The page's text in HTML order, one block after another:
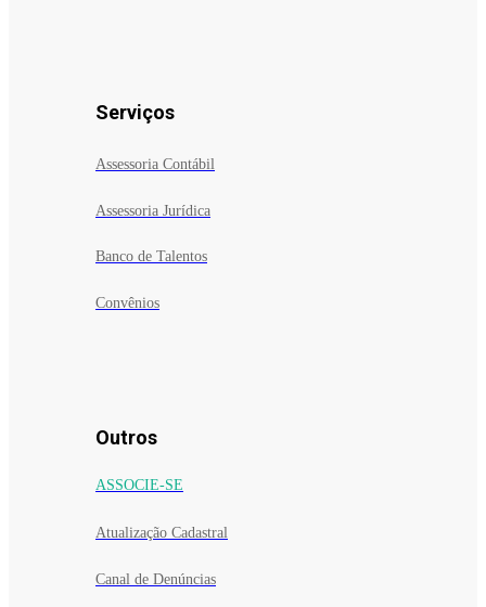
Serviços
Assessoria Contábil
Assessoria Jurídica
Banco de Talentos
Convênios
Outros
ASSOCIE-SE
Atualização Cadastral
Canal de Denúncias